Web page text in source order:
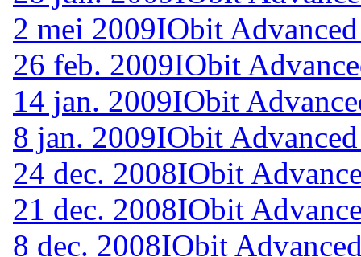
2 mei 2009IObit
26 feb. 2009IObit
14 jan. 2009IObit
8 jan. 2009IObit
24 dec. 2008IObit
21 dec. 2008IObit
8 dec. 2008IObit